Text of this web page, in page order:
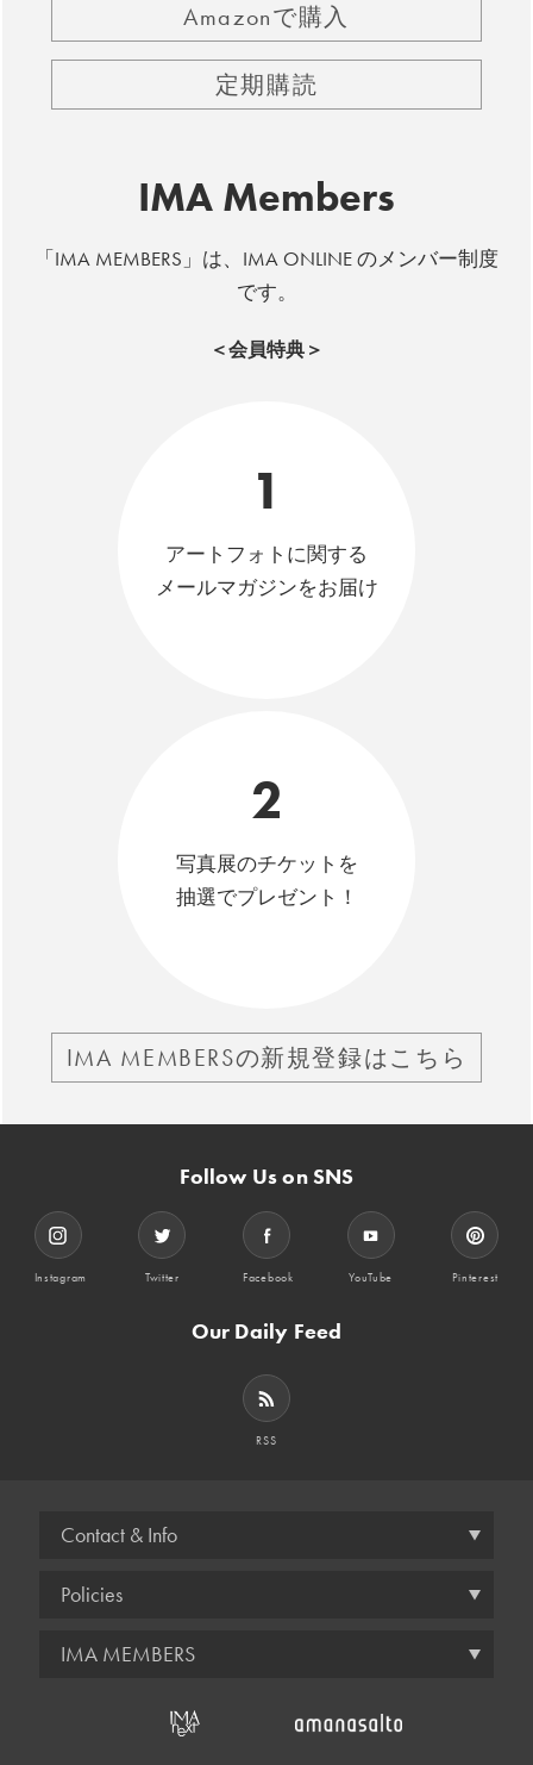
Amazonで購入
定期購読
IMA Members
「IMA MEMBERS」は、IMA ONLINE のメンバー制度
です。
＜会員特典＞
1
アートフォトに関する
メールマガジンをお届け
2
写真展のチケットを
抽選でプレゼント！
IMA MEMBERSの新規登録はこちら
Follow Us on SNS
Instagram Twitter Facebook YouTube Pinterest
Our Daily Feed
RSS
Contact & Info
Policies
IMA MEMBERS